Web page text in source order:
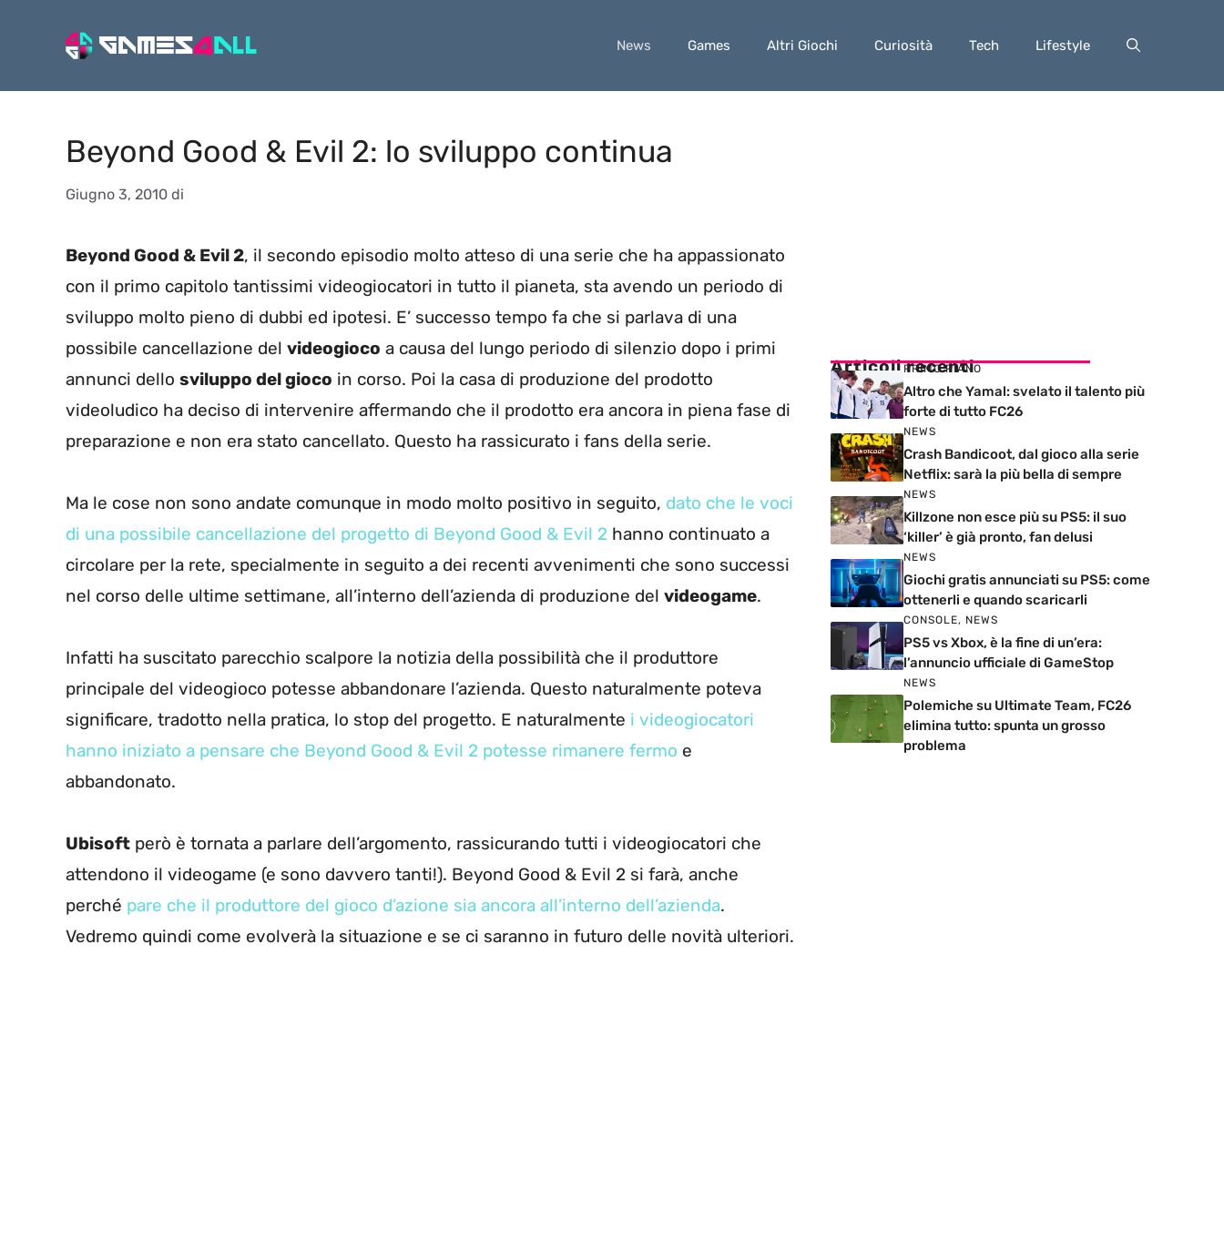
News Games Altri Giochi Curiosità Tech Lifestyle
Beyond Good & Evil 2: lo sviluppo continua
Giugno 3, 2010 di
Beyond Good & Evil 2, il secondo episodio molto atteso di una serie che ha appassionato
con il primo capitolo tantissimi videogiocatori in tutto il pianeta, sta avendo un periodo di
sviluppo molto pieno di dubbi ed ipotesi. E’ successo tempo fa che si parlava di una
possibile cancellazione del videogioco a causa del lungo periodo di silenzio dopo i primi
annunci dello sviluppo del gioco in corso. Poi la casa di produzione del prodotto
videoludico ha deciso di intervenire affermando che il prodotto era ancora in piena fase di
preparazione e non era stato cancellato. Questo ha rassicurato i fans della serie.
Ma le cose non sono andate comunque in modo molto positivo in seguito, dato che le voci
di una possibile cancellazione del progetto di Beyond Good & Evil 2 hanno continuato a
circolare per la rete, specialmente in seguito a dei recenti avvenimenti che sono successi
nel corso delle ultime settimane, all’interno dell’azienda di produzione del videogame.
Infatti ha suscitato parecchio scalpore la notizia della possibilità che il produttore
principale del videogioco potesse abbandonare l’azienda. Questo naturalmente poteva
significare, tradotto nella pratica, lo stop del progetto. E naturalmente i videogiocatori
hanno iniziato a pensare che Beyond Good & Evil 2 potesse rimanere fermo e
abbandonato.
Ubisoft però è tornata a parlare dell’argomento, rassicurando tutti i videogiocatori che
attendono il videogame (e sono davvero tanti!). Beyond Good & Evil 2 si farà, anche
perché pare che il produttore del gioco d’azione sia ancora all’interno dell’azienda.
Vedremo quindi come evolverà la situazione e se ci saranno in futuro delle novità ulteriori.
Articoli recenti
PRIMO PIANO
Altro che Yamal: svelato il talento più
forte di tutto FC26
NEWS
Crash Bandicoot, dal gioco alla serie
Netflix: sarà la più bella di sempre
NEWS
Killzone non esce più su PS5: il suo
‘killer’ è già pronto, fan delusi
NEWS
Giochi gratis annunciati su PS5: come
ottenerli e quando scaricarli
CONSOLE, NEWS
PS5 vs Xbox, è la fine di un’era:
l’annuncio ufficiale di GameStop
NEWS
Polemiche su Ultimate Team, FC26
elimina tutto: spunta un grosso
problema